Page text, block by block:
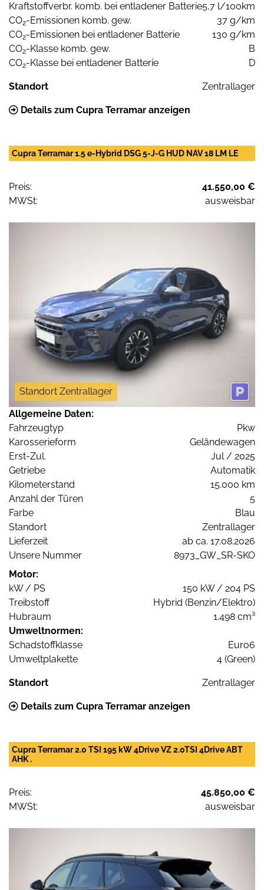
Kraftstoffverbr. komb. bei entladener Batterie5,7 l/100km
CO2-Emissionen komb. gew.
37 g/km
CO2-Emissionen bei entladener Batterie
130 g/km
CO2-Klasse komb. gew.
B
CO2-Klasse bei entladener Batterie D
Standort Zentrallager
Details zum Cupra Terramar anzeigen
Cupra Terramar 1.5 e-Hybrid DSG 5-J-G HUD NAV 18 LM LE
Preis:
41.550,00 €
MWSt:
ausweisbar
Standort Zentrallager
Allgemeine Daten:
Fahrzeugtyp
Pkw
Karosserieform
Geländewagen
Erst-Zul.
Jul / 2025
Getriebe
Automatik
Kilometerstand
15.000 km
Anzahl der Türen
5
Farbe
Blau
Standort
Zentrallager
Lieferzeit
ab ca. 17.08.2026
Unsere Nummer
8973_GW_SR-SKO
Motor:
kW / PS
150 kW / 204 PS
Treibstoff
Hybrid (Benzin/Elektro)
Hubraum
1.498 cm³
Umweltnormen:
Schadstoffklasse
Euro6
Umweltplakette
4 (Green)
Standort Zentrallager
Details zum Cupra Terramar anzeigen
Cupra Terramar 2.0 TSI 195 kW 4Drive VZ 2.0TSI 4Drive ABT
AHK .
Preis:
45.850,00 €
MWSt:
ausweisbar